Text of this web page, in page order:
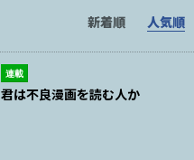
新着順 人気順
連載
君は不良漫画を読む人か